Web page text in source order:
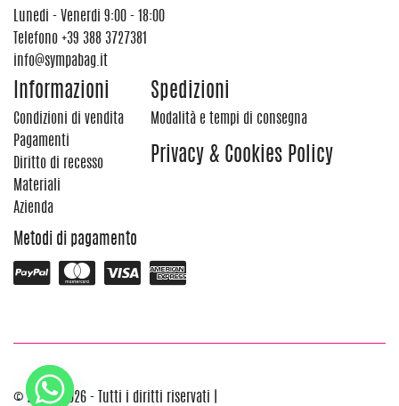
Lunedi - Venerdi 9:00 - 18:00
Telefono +39 388 3727381
info@sympabag.it
Informazioni
Condizioni di vendita
Pagamenti
Diritto di recesso
Materiali
Azienda
Spedizioni
Modalità e tempi di consegna
Privacy & Cookies Policy
Metodi di pagamento
© 2012 - 2026 - Tutti i diritti riservati |